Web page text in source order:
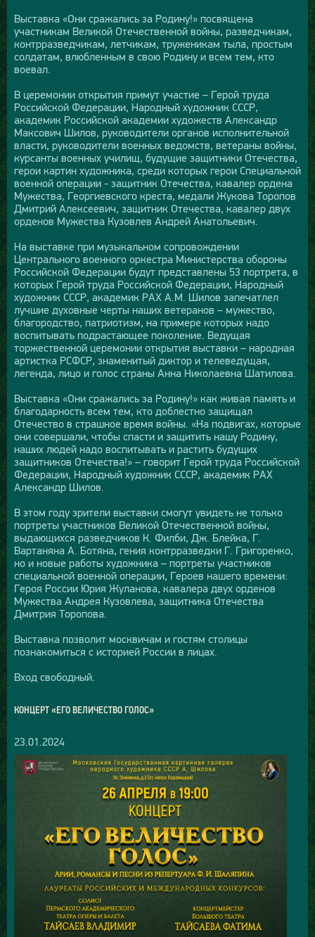
Выставка «Они сражались за Родину!» посвящена
участникам Великой Отечественной войны, разведчикам,
контрразведчикам, летчикам, труженикам тыла, простым
солдатам, влюбленным в свою Родину и всем тем, кто
воевал.
В церемонии открытия примут участие – Герой труда
Российской Федерации, Народный художник СССР,
академик Российской академии художеств Александр
Максович Шилов, руководители органов исполнительной
власти, руководители военных ведомств, ветераны войны,
курсанты военных училищ, будущие защитники Отечества,
герои картин художника, среди которых герои Специальной
военной операции - защитник Отечества, кавалер ордена
Мужества, Георгиевского креста, медали Жукова Торопов
Дмитрий Алексеевич, защитник Отечества, кавалер двух
орденов Мужества Кузовлев Андрей Анатольевич.
На выставке при музыкальном сопровождении
Центрального военного оркестра Министерства обороны
Российской Федерации будут представлены 53 портрета, в
которых Герой труда Российской Федерации, Народный
художник СССР, академик РАХ А.М. Шилов запечатлел
лучшие духовные черты наших ветеранов – мужество,
благородство, патриотизм, на примере которых надо
воспитывать подрастающее поколение. Ведущая
торжественной церемонии открытия выставки – народная
артистка РСФСР, знаменитый диктор и телеведущая,
легенда, лицо и голос страны Анна Николаевна Шатилова.
Выставка «Они сражались за Родину!» как живая память и
благодарность всем тем, кто доблестно защищал
Отечество в страшное время войны. «На подвигах, которые
они совершали, чтобы спасти и защитить нашу Родину,
наших людей надо воспитывать и растить будущих
защитников Отечества!» – говорит Герой труда Российской
Федерации, Народный художник СССР, академик РАХ
Александр Шилов.
В этом году зрители выставки смогут увидеть не только
портреты участников Великой Отечественной войны,
выдающихся разведчиков К. Филби, Дж. Блейка, Г.
Вартаняна А. Ботяна, гения контрразведки Г. Григоренко,
но и новые работы художника – портреты участников
специальной военной операции, Героев нашего времени:
Героя России Юрия Жуланова, кавалера двух орденов
Мужества Андрея Кузовлева, защитника Отечества
Дмитрия Торопова.
Выставка позволит москвичам и гостям столицы
познакомиться с историей России в лицах.
Вход свободный.
КОНЦЕРТ «ЕГО ВЕЛИЧЕСТВО ГОЛОС»
23.01.2024